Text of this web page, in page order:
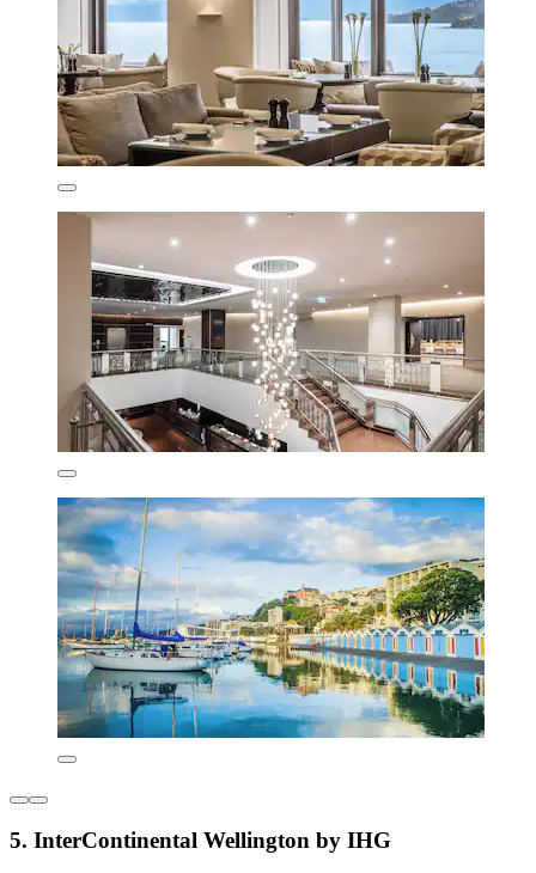
5. InterContinental Wellington by IHG